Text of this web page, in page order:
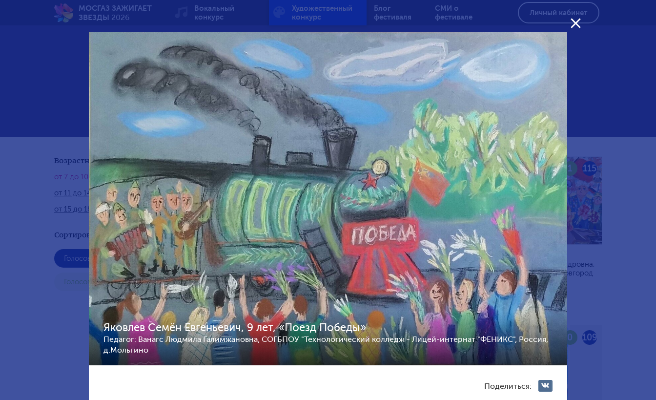
МОСГАЗ ЗАЖИГАЕТ
ЗВЕЗДЫ 2026
Вокальный
конкурс
Художественный
конкурс
Блог
фестиваля
СМИ о
фестивале
Личный кабинет

Яковлев Семён Евгеньевич, 9 лет, «Поезд Победы»
Педагог: Ванагс Людмила Галимжановна, СОГБПОУ "Технологический колледж - Лицей-интернат "ФЕНИКС", Россия,
д.Мольгино
Поделиться:
Вечный огонь — вечная память
от 7 до 10 лет
Возрастная группа:
от 7 до 10 лет
от 11 до 14 лет
от 15 до 18 лет
Сортировать по результату:
Голосование жюри
Голосования зрителей
131
1
Павлова Ярослава Геннадьевна, 9
лет, Россия, Михайловск
116
3
Мартый-оол Анчы-Белек
Шолбанович, 10 лет, Россия, Санкт-
Петербург
115
1
Кириллова Мария Александровна,
10 лет, Россия, Нижний Новгород
112
0 111
2 109
0